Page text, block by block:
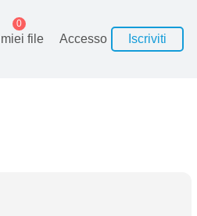
I miei file
0
Accesso Iscriviti